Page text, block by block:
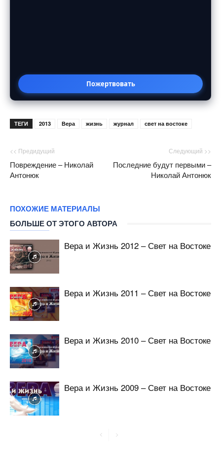
Пожертвовать
ТЕГИ 2013 Вера жизнь журнал свет на востоке
<< Предидущий
Повреждение – Николай
Антонюк
Следующий >>
Последние будут первыми –
Николай Антонюк
ПОХОЖИЕ МАТЕРИАЛЫ
БОЛЬШЕ ОТ ЭТОГО АВТОРА
Вера и Жизнь 2012 – Свет на Востоке
Вера и Жизнь 2011 – Свет на Востоке
Вера и Жизнь 2010 – Свет на Востоке
Вера и Жизнь 2009 – Свет на Востоке